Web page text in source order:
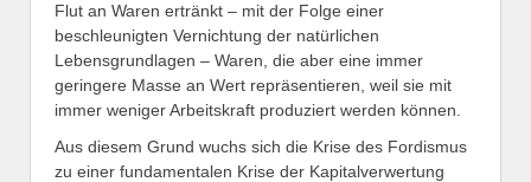
Flut an Waren ertränkt – mit der Folge einer
beschleunigten Vernichtung der natürlichen
Lebensgrundlagen – Waren, die aber eine immer
geringere Masse an Wert repräsentieren, weil sie mit
immer weniger Arbeitskraft produziert werden können.
Aus diesem Grund wuchs sich die Krise des Fordismus
zu einer fundamentalen Krise der Kapitalverwertung